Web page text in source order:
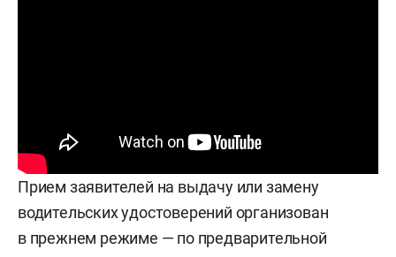
Прием заявителей на выдачу или замену
водительских удостоверений организован
в прежнем режиме — по предварительной